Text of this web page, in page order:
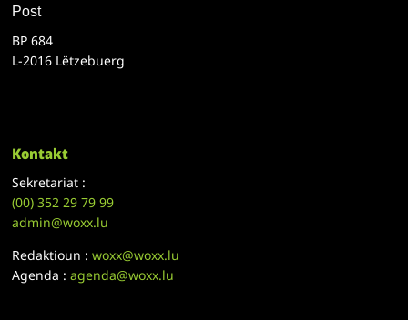
Post
BP 684
L-2016 Lëtzebuerg
Kontakt
Sekretariat :
(00)352 29 79 99
admin@woxx.lu
Redaktioun :woxx@woxx.lu
Agenda :agenda@woxx.lu